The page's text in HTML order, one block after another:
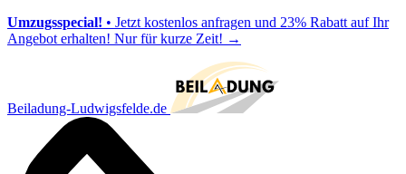
Umzugsspecial! • Jetzt kostenlos anfragen und 23% Rabatt auf Ihr
Angebot erhalten! Nur für kurze Zeit! →
Beiladung-Ludwigsfelde.de